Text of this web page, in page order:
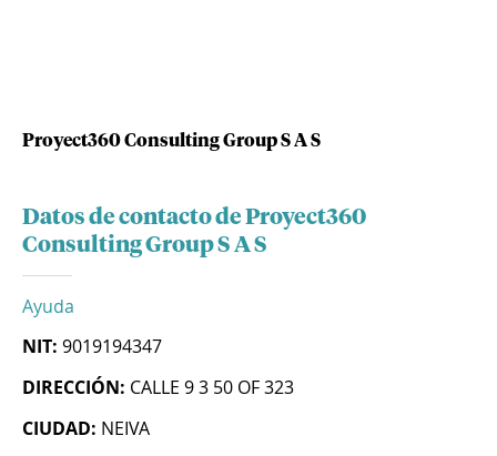
Proyect360 Consulting Group S A S
Datos de contacto de Proyect360
Consulting Group S A S
Ayuda
NIT: 9019194347
DIRECCIÓN: CALLE 9 3 50 OF 323
CIUDAD: NEIVA